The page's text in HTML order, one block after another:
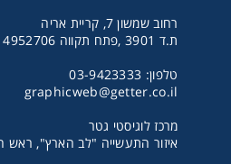
רחוב שמשון 7, קריית אריה
ת.ד 3901 ,פתח תקווה 4952706
טלפון: 03-9423333
graphicweb@getter.co.il
מרכז לוגיסטי גטר
איזור התעשייה "לב הארץ", ראש